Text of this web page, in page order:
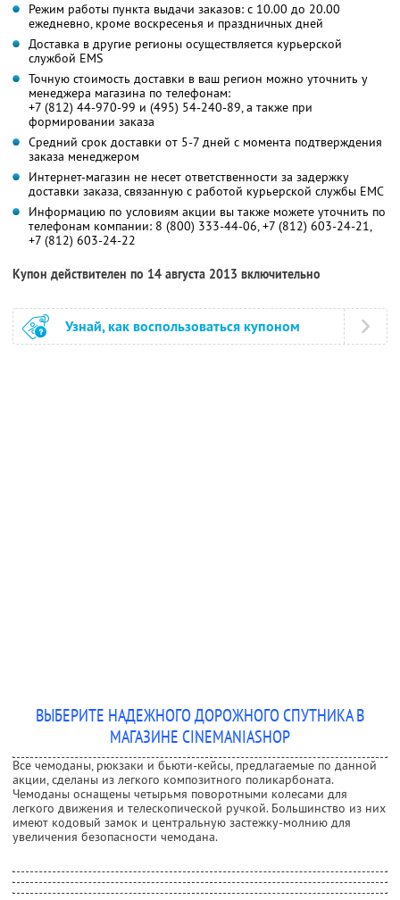
Режим работы пункта выдачи заказов: с 10.00 до 20.00
ежедневно, кроме воскресенья и праздничных дней
Доставка в другие регионы осуществляется курьерской
службой EMS
Точную стоимость доставки в ваш регион можно уточнить у
менеджера магазина по телефонам:
+7 (812) 44-970-99 и (495) 54-240-89, а также при
формировании заказа
Средний срок доставки от 5-7 дней с момента подтверждения
заказа менеджером
Интернет-магазин не несет ответственности за задержку
доставки заказа, связанную с работой курьерской службы ЕМС
Информацию по условиям акции вы также можете уточнить по
телефонам компании: 8 (800) 333-44-06, +7 (812) 603-24-21,
+7 (812) 603-24-22
Купон действителен по 14 августа 2013 включительно
Узнай, как воспользоваться купоном
ВЫБЕРИТЕ НАДЕЖНОГО ДОРОЖНОГО СПУТНИКА В
МАГАЗИНЕ CINEMANIASHOP
Все чемоданы, рюкзаки и бьюти-кейсы, предлагаемые по данной
акции, сделаны из легкого композитного поликарбоната.
Чемоданы оснащены четырьмя поворотными колесами для
легкого движения и телескопической ручкой. Большинство из них
имеют кодовый замок и центральную застежку-молнию для
увеличения безопасности чемодана.